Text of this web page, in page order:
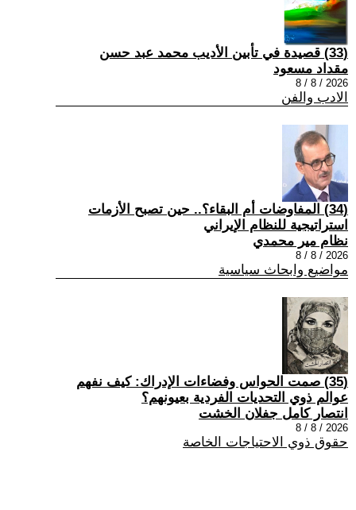
(33) قصيدة في تأبين الأديب محمد عبد حسن
مقداد مسعود
2026 / 8 / 8
الادب والفن
(34) المفاوضات أم البقاء؟.. حين تصبح الأزمات
استراتيجية للنظام الإيراني
نظام مير محمدي
2026 / 8 / 8
مواضيع وابحاث سياسية
(35) صمت الحواس وفضاءات الإدراك: كيف نفهم
عوالم ذوي التحديات الفردية بعيونهم؟
انتصار كامل جفلان الخشت
2026 / 8 / 8
حقوق ذوي الاحتياجات الخاصة